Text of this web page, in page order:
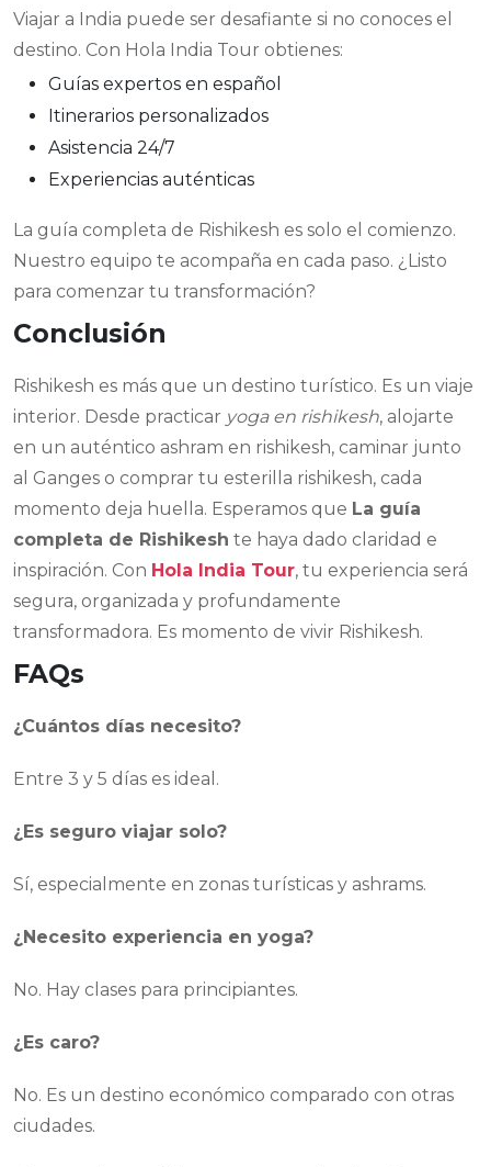
Viajar a India puede ser desafiante si no conoces el
destino. Con Hola India Tour obtienes:
Guías expertos en español
Itinerarios personalizados
Asistencia 24/7
Experiencias auténticas
La guía completa de Rishikesh es solo el comienzo.
Nuestro equipo te acompaña en cada paso. ¿Listo
para comenzar tu transformación?
Conclusión
Rishikesh es más que un destino turístico. Es un viaje
interior. Desde practicar yoga en rishikesh, alojarte
en un auténtico ashram en rishikesh, caminar junto
al Ganges o comprar tu esterilla rishikesh, cada
momento deja huella. Esperamos que La guía
completa de Rishikesh te haya dado claridad e
inspiración. Con Hola India Tour, tu experiencia será
segura, organizada y profundamente
transformadora. Es momento de vivir Rishikesh.
FAQs
¿Cuántos días necesito?
Entre 3 y 5 días es ideal.
¿Es seguro viajar solo?
Sí, especialmente en zonas turísticas y ashrams.
¿Necesito experiencia en yoga?
No. Hay clases para principiantes.
¿Es caro?
No. Es un destino económico comparado con otras
ciudades.